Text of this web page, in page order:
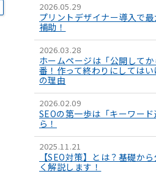
2026.05.29
プリントデザイナー導入で
補助！
2026.03.28
ホームページは「公開して
番！作って終わりにしては
の理由
2026.02.09
SEOの第一歩は「キーワー
ら！
2025.11.21
【SEO対策】とは？基礎か
く解説します！